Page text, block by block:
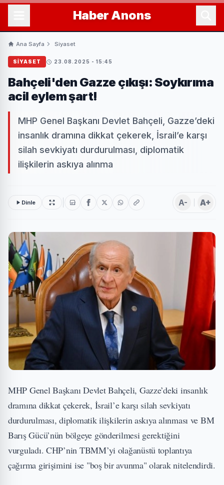
Haber Anons
Ana Sayfa Siyaset
SIYASET 23.08.2025 - 15:45
Bahçeli'den Gazze çıkışı: Soykırıma
acil eylem şart!
MHP Genel Başkanı Devlet Bahçeli, Gazze’deki
insanlık dramına dikkat çekerek, İsrail’e karşı
silah sevkiyatı durdurulması, diplomatik
ilişkilerin askıya alınma
Dinle A- A+
MHP Genel Başkanı Devlet Bahçeli, Gazze’deki insanlık
dramına dikkat çekerek, İsrail’e karşı silah sevkiyatı
durdurulması, diplomatik ilişkilerin askıya alınması ve BM
Barış Gücü’nün bölgeye gönderilmesi gerektiğini
vurguladı. CHP’nin TBMM’yi olağanüstü toplantıya
çağırma girişimini ise "boş bir avunma" olarak nitelendirdi.